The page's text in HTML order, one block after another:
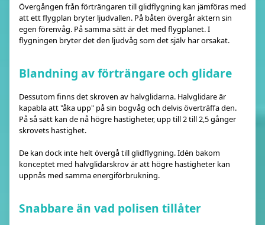
Övergången från förträngaren till glidflygning kan jämföras med
att ett flygplan bryter ljudvallen. På båten övergår aktern sin
egen förenvåg. På samma sätt är det med flygplanet. I
flygningen bryter det den ljudvåg som det själv har orsakat.
Blandning av förträngare och glidare
Dessutom finns det skroven av halvglidarna. Halvglidare är
kapabla att "åka upp" på sin bogvåg och delvis överträffa den.
På så sätt kan de nå högre hastigheter, upp till 2 till 2,5 gånger
skrovets hastighet.
De kan dock inte helt övergå till glidflygning. Idén bakom
konceptet med halvglidarskrov är att högre hastigheter kan
uppnås med samma energiförbrukning.
Snabbare än vad polisen tillåter